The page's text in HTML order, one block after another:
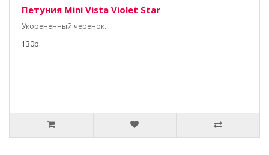
Петуния Mini Vista Violet Star
Укорененный черенок..
130р.